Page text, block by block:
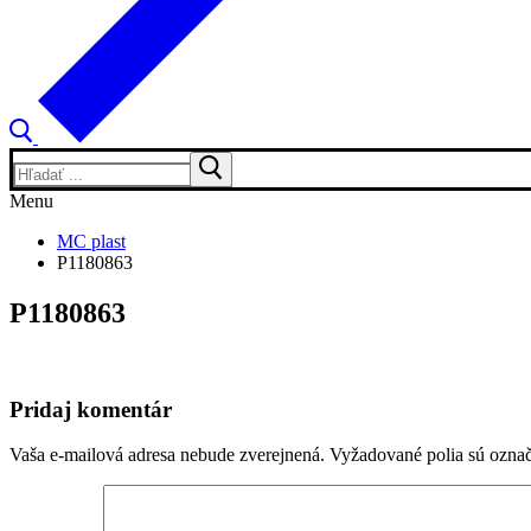
Hľadať:
Menu
MC plast
P1180863
P1180863
Pridaj komentár
Vaša e-mailová adresa nebude zverejnená. Vyžadované polia sú